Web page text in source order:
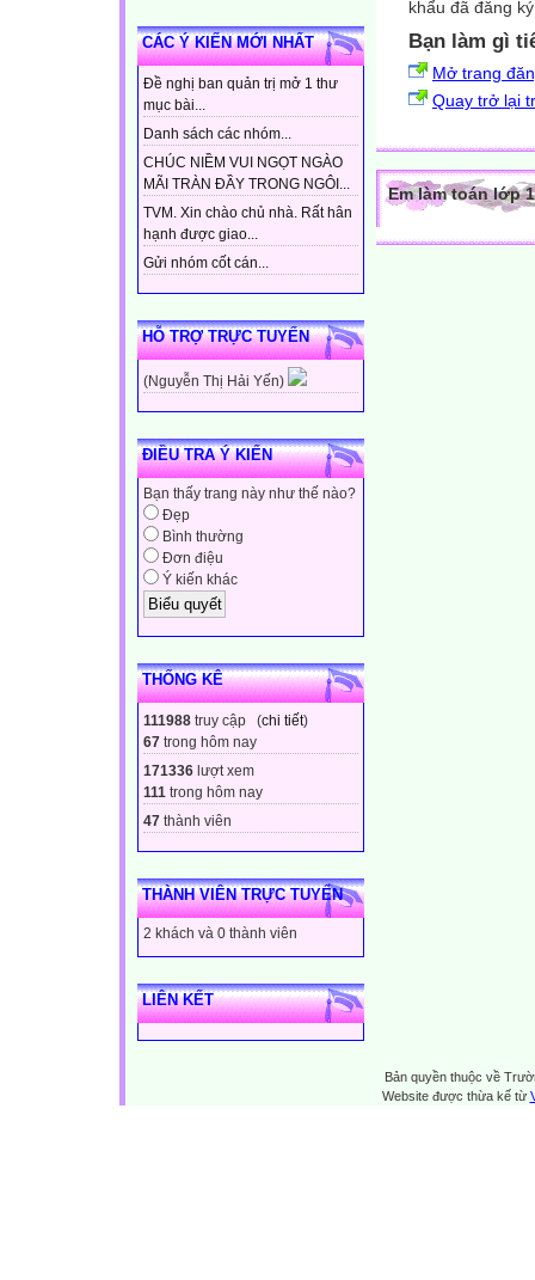
CÁC Ý KIẾN MỚI NHẤT
Đề nghị ban quản trị mở 1 thư
mục bài...
Danh sách các nhóm...
CHÚC NIỀM VUI NGỌT NGÀO
MÃI TRÀN ĐẦY TRONG NGÔI...
TVM. Xin chào chủ nhà. Rất hân
hạnh được giao...
Gửi nhóm cốt cán...
HỖ TRỢ TRỰC TUYẾN
(Nguyễn Thị Hải Yến)
ĐIỀU TRA Ý KIẾN
Bạn thấy trang này như thế nào?
Đẹp
Bình thường
Đơn điệu
Ý kiến khác
THỐNG KÊ
111988 truy cập (chi tiết)
67 trong hôm nay
171336 lượt xem
111 trong hôm nay
47 thành viên
THÀNH VIÊN TRỰC TUYẾN
2 khách và 0 thành viên
LIÊN KẾT
khẩu đã đăng
Bạn làm gì
Mở trang
Quay trở lại
Em làm toán lớp 1
Bản quyền thuộc về
Website được thừa kế từ